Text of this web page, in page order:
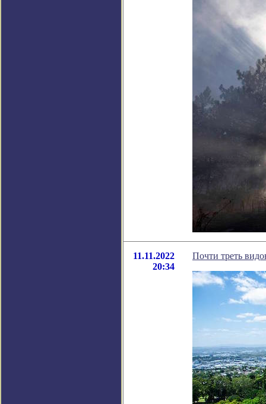
11.11.2022
20:34
Почти треть